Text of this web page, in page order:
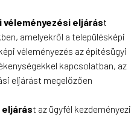
eljárást
amelyekről a településképi
véleményezés az építésügyi
kapcsolatban, az
eljárást megelőzően
t az ügyfél kezdeményezi